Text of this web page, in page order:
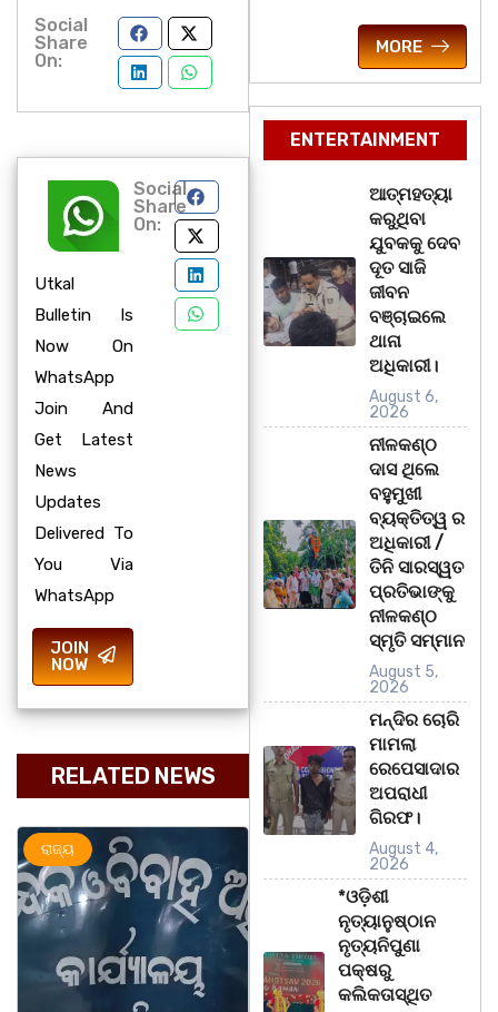
Social
Share
On:
Utkal
Bulletin Is
Now On
WhatsApp
Join And
Get Latest
News
Updates
Delivered To
You Via
WhatsApp
JOIN
NOW
Social
Share
On:
RELATED NEWS
ରାଜ୍ୟ ରାଜ୍ୟ
MORE
ENTERTAINMENT
ଆତ୍ମହତ୍ୟା
କରୁଥିବା
ଯୁବକକୁ ଦେବ
ଦୂତ ସାଜି
ଜୀବନ
ବଞ୍ଚାଇଲେ
ଥାନା
ଅଧିକାରୀ।
August 6,
2026
ନୀଳକଣ୍ଠ
ଦାସ ଥିଲେ
ବହୁମୁଖୀ
ବ୍ୟକ୍ତିତ୍ୱ ର
ଅଧିକାରୀ /
ତିନି ସାରସ୍ୱତ
ପ୍ରତିଭାଙ୍କୁ
ନୀଳକଣ୍ଠ
ସ୍ମୃତି ସମ୍ମାନ
August 5,
2026
ମନ୍ଦିର ଚୋରି
ମାମଲା
ରେପେସାଦାର
ଅପରାଧୀ
ଗିରଫ।
August 4,
2026
*ଓଡ଼ିଶୀ
ନୃତ୍ୟାନୁଷ୍ଠାନ
ନୃତ୍ୟନିପୁଣା
ପକ୍ଷରୁ
କଲିକତାସ୍ଥିତ